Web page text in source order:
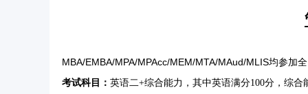
MBA/EMBA/MPA/MPAcc/MEM/MTA/MAud/MLIS均参加
考试科目 ： 英语二+综合能力，其中英语满分100分，综合